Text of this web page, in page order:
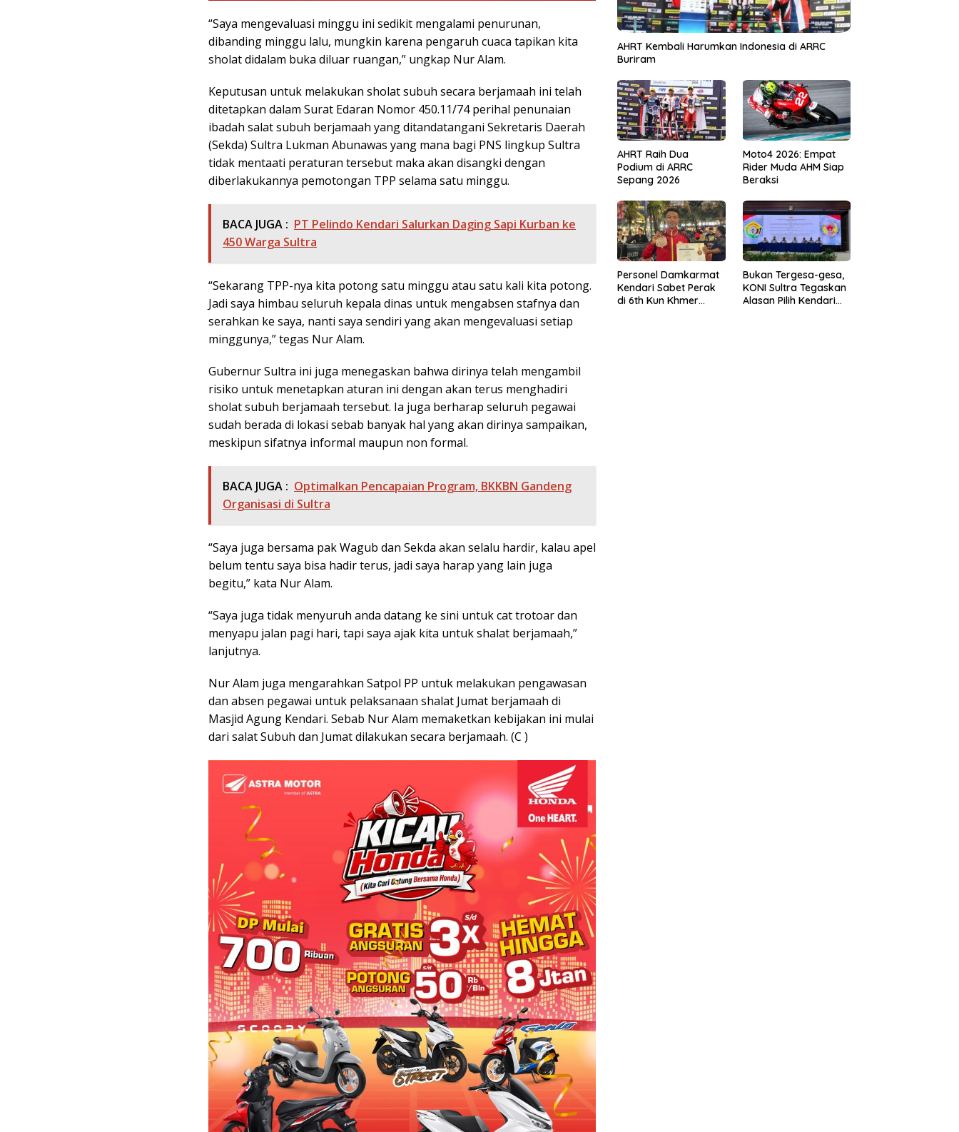
“Saya mengevaluasi minggu ini sedikit mengalami penurunan,
dibanding minggu lalu, mungkin karena pengaruh cuaca tapikan kita
sholat didalam buka diluar ruangan,” ungkap Nur Alam.
Keputusan untuk melakukan sholat subuh secara berjamaah ini telah
ditetapkan dalam Surat Edaran Nomor 450.11/74 perihal penunaian
ibadah salat subuh berjamaah yang ditandatangani Sekretaris Daerah
(Sekda) Sultra Lukman Abunawas yang mana bagi PNS lingkup Sultra
tidak mentaati peraturan tersebut maka akan disangki dengan
diberlakukannya pemotongan TPP selama satu minggu.
BACA JUGA : PT Pelindo Kendari Salurkan Daging Sapi Kurban ke
450 Warga Sultra
“Sekarang TPP-nya kita potong satu minggu atau satu kali kita potong.
Jadi saya himbau seluruh kepala dinas untuk mengabsen stafnya dan
serahkan ke saya, nanti saya sendiri yang akan mengevaluasi setiap
minggunya,” tegas Nur Alam.
Gubernur Sultra ini juga menegaskan bahwa dirinya telah mengambil
risiko untuk menetapkan aturan ini dengan akan terus menghadiri
sholat subuh berjamaah tersebut. Ia juga berharap seluruh pegawai
sudah berada di lokasi sebab banyak hal yang akan dirinya sampaikan,
meskipun sifatnya informal maupun non formal.
BACA JUGA : Optimalkan Pencapaian Program, BKKBN Gandeng
Organisasi di Sultra
“Saya juga bersama pak Wagub dan Sekda akan selalu hardir, kalau apel
belum tentu saya bisa hadir terus, jadi saya harap yang lain juga
begitu,” kata Nur Alam.
“Saya juga tidak menyuruh anda datang ke sini untuk cat trotoar dan
menyapu jalan pagi hari, tapi saya ajak kita untuk shalat berjamaah,”
lanjutnya.
Nur Alam juga mengarahkan Satpol PP untuk melakukan pengawasan
dan absen pegawai untuk pelaksanaan shalat Jumat berjamaah di
Masjid Agung Kendari. Sebab Nur Alam memaketkan kebijakan ini mulai
dari salat Subuh dan Jumat dilakukan secara berjamaah. (C )
AHRT Kembali Harumkan Indonesia di ARRC
Buriram
AHRT Raih Dua
Podium di ARRC
Sepang 2026
Moto4 2026: Empat
Rider Muda AHM Siap
Beraksi
Personel Damkarmat
Kendari Sabet Perak
di 6th Kun Khmer
Bukan Tergesa-gesa,
KONI Sultra Tegaskan
Alasan Pilih Kendari